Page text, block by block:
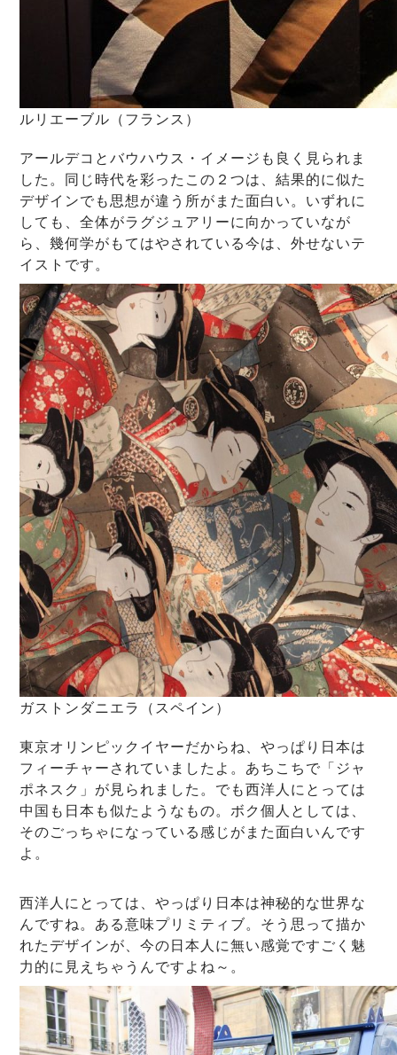
ルリエーブル（フランス）
アールデコとバウハウス・イメージも良く見られま
した。同じ時代を彩ったこの２つは、結果的に似た
デザインでも思想が違う所がまた面白い。いずれに
しても、全体がラグジュアリーに向かっていなが
ら、幾何学がもてはやされている今は、外せないテ
イストです。
ガストンダニエラ（スペイン）
東京オリンピックイヤーだからね、やっぱり日本は
フィーチャーされていましたよ。あちこちで「ジャ
ポネスク」が見られました。でも西洋人にとっては
中国も日本も似たようなもの。ボク個人としては、
そのごっちゃになっている感じがまた面白いんです
よ。
西洋人にとっては、やっぱり日本は神秘的な世界な
んですね。ある意味プリミティブ。そう思って描か
れたデザインが、今の日本人に無い感覚ですごく魅
力的に見えちゃうんですよね～。